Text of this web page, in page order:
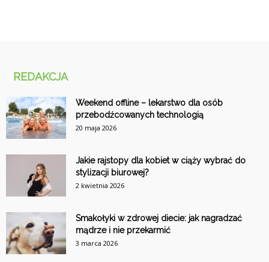
REDAKCJA
Weekend offline – lekarstwo dla osób
przebodźcowanych technologią
20 maja 2026
Jakie rajstopy dla kobiet w ciąży wybrać do
stylizacji biurowej?
2 kwietnia 2026
Smakołyki w zdrowej diecie: jak nagradzać
mądrze i nie przekarmić
3 marca 2026